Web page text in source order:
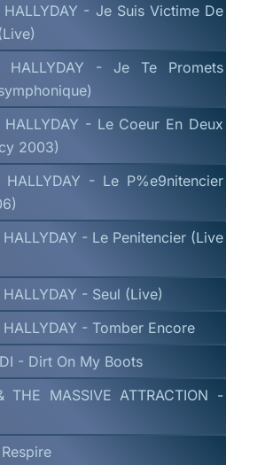
HALLYDAY - Je Suis Victime De
HALLYDAY - Je Te Promets
HALLYDAY - Le Coeur En Deux
2003)
HALLYDAY - Le P%e9nitencier
- Le Penitencier (Live
- Seul (Live)
- Tomber Encore
- Dirt On My Boots
THE MASSIVE ATTRACTION -